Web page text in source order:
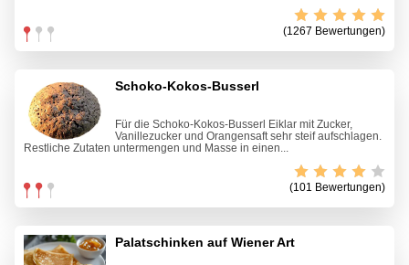
(1267 Bewertungen)
Schoko-Kokos-Busserl
Für die Schoko-Kokos-Busserl Eiklar mit Zucker,
Vanillezucker und Orangensaft sehr steif aufschlagen.
Restliche Zutaten untermengen und Masse in einen...
(101 Bewertungen)
Palatschinken auf Wiener Art